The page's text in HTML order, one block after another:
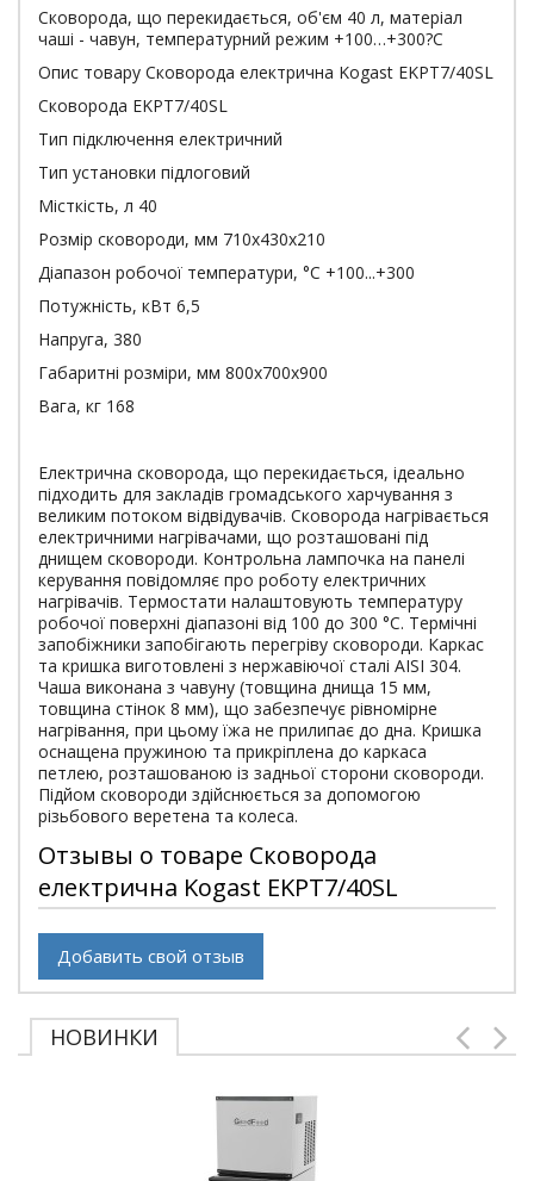
Сковорода, що перекидається, об'єм 40 л, матеріал
чаші - чавун, температурний режим +100…+300?С
Опис товару Сковорода електрична Kogast EKPT7/40SL
Сковорода EKPT7/40SL
Тип підключення електричний
Тип установки підлоговий
Місткість, л 40
Розмір сковороди, мм 710х430х210
Діапазон робочої температури, °С +100...+300
Потужність, кВт 6,5
Напруга, 380
Габаритні розміри, мм 800х700х900
Вага, кг 168
Електрична сковорода, що перекидається, ідеально
підходить для закладів громадського харчування з
великим потоком відвідувачів. Сковорода нагрівається
електричними нагрівачами, що розташовані під
днищем сковороди. Контрольна лампочка на панелі
керування повідомляє про роботу електричних
нагрівачів. Термостати налаштовують температуру
робочої поверхні діапазоні від 100 до 300 °С. Термічні
запобіжники запобігають перегріву сковороди. Каркас
та кришка виготовлені з нержавіючої сталі AISI 304.
Чаша виконана з чавуну (товщина днища 15 мм,
товщина стінок 8 мм), що забезпечує рівномірне
нагрівання, при цьому їжа не прилипає до дна. Кришка
оснащена пружиною та прикріплена до каркаса
петлею, розташованою із задньої сторони сковороди.
Підйом сковороди здійснюється за допомогою
різьбового веретена та колеса.
Отзывы о товаре Сковорода
електрична Kogast EKPT7/40SL
Добавить свой отзыв
НОВИНКИ